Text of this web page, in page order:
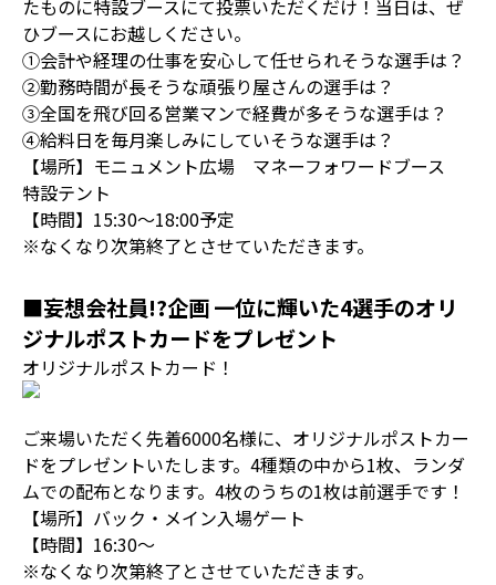
たものに特設ブースにて投票いただくだけ！当日は、ぜ
ひブースにお越しください。
①会計や経理の仕事を安心して任せられそうな選手は？
②勤務時間が長そうな頑張り屋さんの選手は？
③全国を飛び回る営業マンで経費が多そうな選手は？
④給料日を毎月楽しみにしていそうな選手は？
【場所】モニュメント広場 マネーフォワードブース
特設テント
【時間】15:30～18:00予定
※なくなり次第終了とさせていただきます。
■妄想会社員!?企画 一位に輝いた4選手のオリ
ジナルポストカードをプレゼント
オリジナルポストカード！
ご来場いただく先着6000名様に、オリジナルポストカー
ドをプレゼントいたします。4種類の中から1枚、ランダ
ムでの配布となります。4枚のうちの1枚は前選手です！
【場所】バック・メイン入場ゲート
【時間】16:30〜
※なくなり次第終了とさせていただきます。